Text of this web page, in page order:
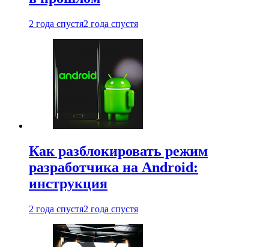
2 года спустя2 года спустя
Как разблокировать режим
разработчика на Android:
инструкция
2 года спустя2 года спустя